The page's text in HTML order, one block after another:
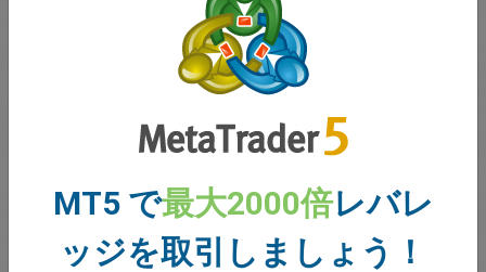
取引アカウントの作成
取引のための残高
合計のオープン損益
MT5 で最大2000倍レバレ
ッジを取引しましょう！